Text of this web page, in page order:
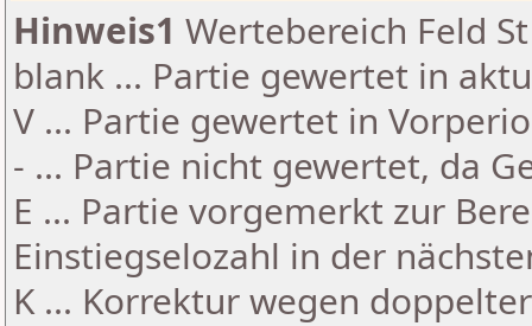
Hinweis1 Wertebereich Feld
blank ... Partie gewertet in
V ... Partie gewertet in
- ... Partie nicht gewertet, da
E ... Partie vorgemerkt zur
Einstiegselozahl in der
K ... Korrektur wegen